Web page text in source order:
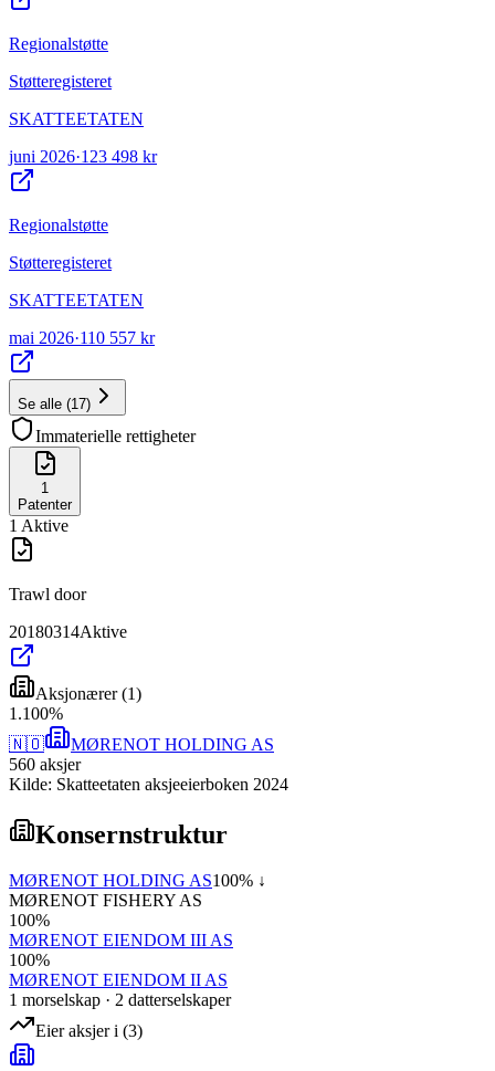
Regionalstøtte
Støtteregisteret
SKATTEETATEN
juni 2026·123 498 kr
Regionalstøtte
Støtteregisteret
SKATTEETATEN
mai 2026·110 557 kr
Se alle (17)
Immaterielle rettigheter
1
Patenter
1 Aktive
Trawl door
20180314Aktive
Aksjonærer(1)
1 .100%
🇳🇴
MØRENOT HOLDING AS
560 aksjer
Kilde: Skatteetaten aksjeeierboken 2024
Konsernstruktur
MØRENOT HOLDING AS100% ↓
MØRENOT FISHERY AS
100%
MØRENOT EIENDOM III AS
100%
MØRENOT EIENDOM II AS
1 morselskap · 2 datterselskaper
Eier aksjer i (3)